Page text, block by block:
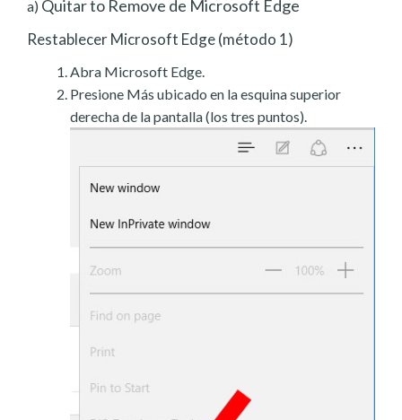
a) Quitar to Remove de Microsoft Edge
Restablecer Microsoft Edge (método 1)
Abra Microsoft Edge.
Presione Más ubicado en la esquina superior
derecha de la pantalla (los tres puntos).